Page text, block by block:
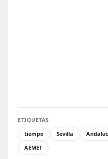
ETIQUETAS
tiempo
Sevilla
AEMET